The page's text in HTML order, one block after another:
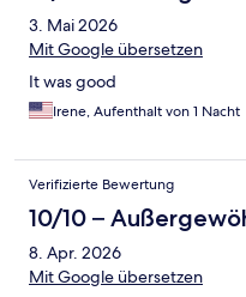
3. Mai 2026
Mit Google übersetzen
It was good
Irene, Aufenthalt von 1 Nacht
Verifizierte Bewertung
10/10 –
8. Apr. 2026
Mit Google übersetzen